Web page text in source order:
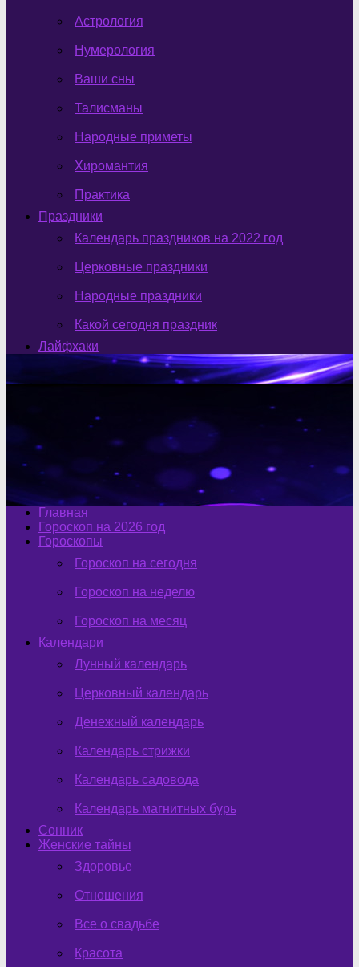
Астрология
Нумерология
Ваши сны
Талисманы
Народные приметы
Хиромантия
Практика
Праздники
Календарь праздников на 2022 год
Церковные праздники
Народные праздники
Какой сегодня праздник
Лайфхаки
Главная
Гороскоп на 2026 год
Гороскопы
Гороскоп на сегодня
Гороскоп на неделю
Гороскоп на месяц
Календари
Лунный календарь
Церковный календарь
Денежный календарь
Календарь стрижки
Календарь садовода
Календарь магнитных бурь
Сонник
Женские тайны
Здоровье
Отношения
Все о свадьбе
Красота